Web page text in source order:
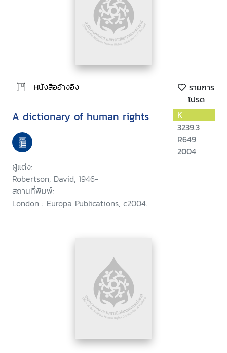
หนังสืออ้างอิง
รายการ
โปรด
A dictionary of human rights
ผู้แต่ง:
Robertson, David, 1946-
สถานที่พิมพ์:
London : Europa Publications, c2004.
K
3239.3
R649
2004